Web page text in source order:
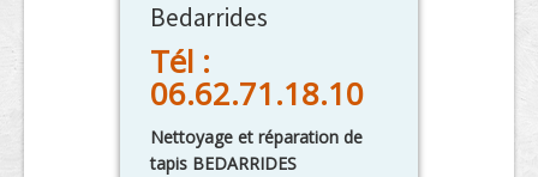
Bedarrides
Tél :
06.62.71.18.10
Nettoyage et réparation de
tapis BEDARRIDES